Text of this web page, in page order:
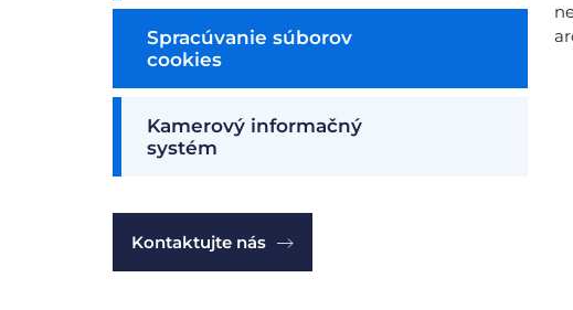
Spracúvanie súborov
cookies
Kamerový informačný
systém
Kontaktujte nás